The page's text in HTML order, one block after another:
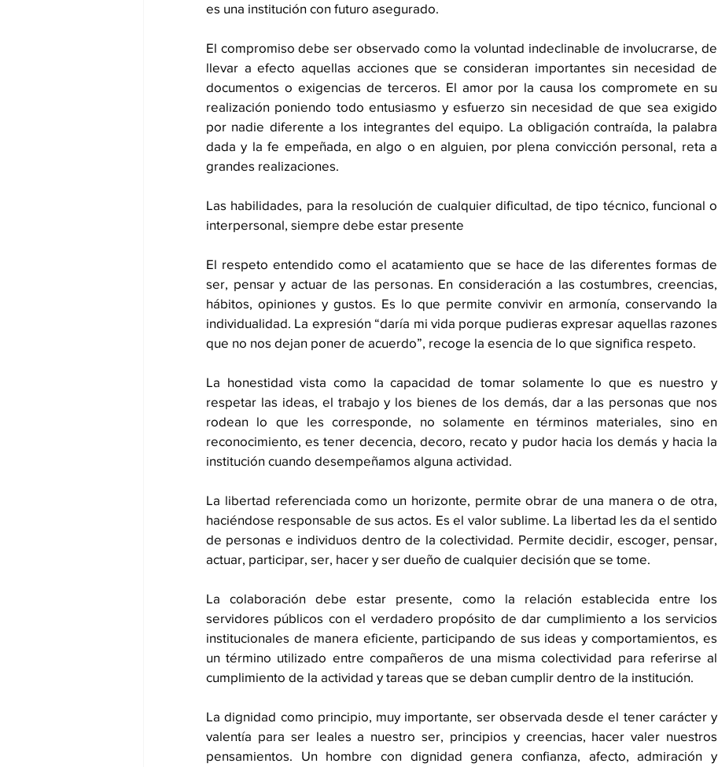
es una institución con futuro asegurado.
El compromiso debe ser observado como la voluntad indeclinable de involucrarse, de
llevar a efecto aquellas acciones que se consideran importantes sin necesidad de
documentos o exigencias de terceros. El amor por la causa los compromete en su
realización poniendo todo entusiasmo y esfuerzo sin necesidad de que sea exigido
por nadie diferente a los integrantes del equipo. La obligación contraída, la palabra
dada y la fe empeñada, en algo o en alguien, por plena convicción personal, reta a
grandes realizaciones.
Las habilidades, para la resolución de cualquier dificultad, de tipo técnico, funcional o
interpersonal, siempre debe estar presente
El respeto entendido como el acatamiento que se hace de las diferentes formas de
ser, pensar y actuar de las personas. En consideración a las costumbres, creencias,
hábitos, opiniones y gustos. Es lo que permite convivir en armonía, conservando la
individualidad. La expresión “daría mi vida porque pudieras expresar aquellas razones
que no nos dejan poner de acuerdo”, recoge la esencia de lo que significa respeto.
La honestidad vista como la capacidad de tomar solamente lo que es nuestro y
respetar las ideas, el trabajo y los bienes de los demás, dar a las personas que nos
rodean lo que les corresponde, no solamente en términos materiales, sino en
reconocimiento, es tener decencia, decoro, recato y pudor hacia los demás y hacia la
institución cuando desempeñamos alguna actividad.
La libertad referenciada como un horizonte, permite obrar de una manera o de otra,
haciéndose responsable de sus actos. Es el valor sublime. La libertad les da el sentido
de personas e individuos dentro de la colectividad. Permite decidir, escoger, pensar,
actuar, participar, ser, hacer y ser dueño de cualquier decisión que se tome.
La colaboración debe estar presente, como la relación establecida entre los
servidores públicos con el verdadero propósito de dar cumplimiento a los servicios
institucionales de manera eficiente, participando de sus ideas y comportamientos, es
un término utilizado entre compañeros de una misma colectividad para referirse al
cumplimiento de la actividad y tareas que se deban cumplir dentro de la institución.
La dignidad como principio, muy importante, ser observada desde el tener carácter y
valentía para ser leales a nuestro ser, principios y creencias, hacer valer nuestros
pensamientos. Un hombre con dignidad genera confianza, afecto, admiración y